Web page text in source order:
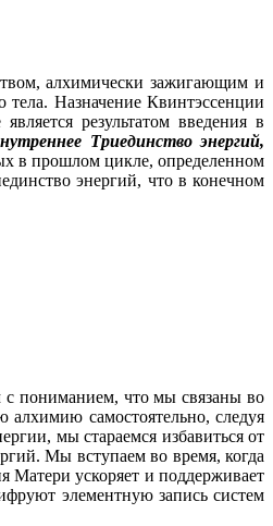
алхимически зажигающим и
Назначение Квинтэссенции
результатом введения в
Триединство энергий,
в прошлом цикле, определенном
энергий, что в конечном
с пониманием, что мы связаны во
самостоятельно, следуя
мы стараемся избавиться от
Мы вступаем во время, когда
Матери ускоряет и поддерживает
элементную запись систем